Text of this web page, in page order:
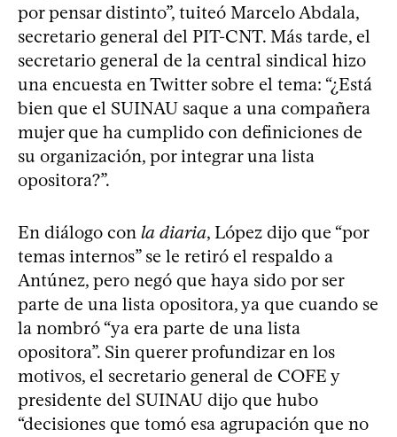
por pensar distinto”, tuiteó Marcelo Abdala,
secretario general del PIT-CNT. Más tarde, el
secretario general de la central sindical hizo
una encuesta en Twitter sobre el tema: “¿Está
bien que el SUINAU saque a una compañera
mujer que ha cumplido con definiciones de
su organización, por integrar una lista
opositora?”.
En diálogo con la diaria, López dijo que “por
temas internos” se le retiró el respaldo a
Antúnez, pero negó que haya sido por ser
parte de una lista opositora, ya que cuando se
la nombró “ya era parte de una lista
opositora”. Sin querer profundizar en los
motivos, el secretario general de COFE y
presidente del SUINAU dijo que hubo
“decisiones que tomó esa agrupación que no